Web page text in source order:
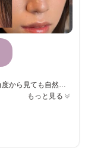
もっと見る